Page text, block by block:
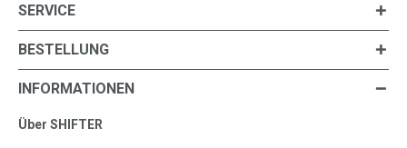
SERVICE
BESTELLUNG
INFORMATIONEN
Über SHIFTER